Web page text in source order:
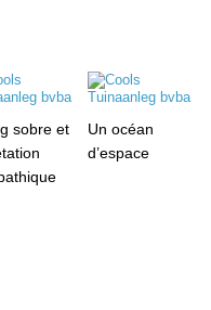
sobre et
Un océan
d’espace